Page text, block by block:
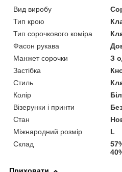
Вид виробу
Тип крою
Тип сорочкового коміра
Фасон рукава
Манжет сорочки
З
Застібка
Стиль
Колір
Візерунки і принти
Стан
Міжнародний розмір
L
Склад